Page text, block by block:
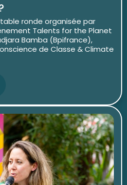
ronde organisée par
Talents for the Planet
Bamba (Bpifrance),
de Classe & Climate